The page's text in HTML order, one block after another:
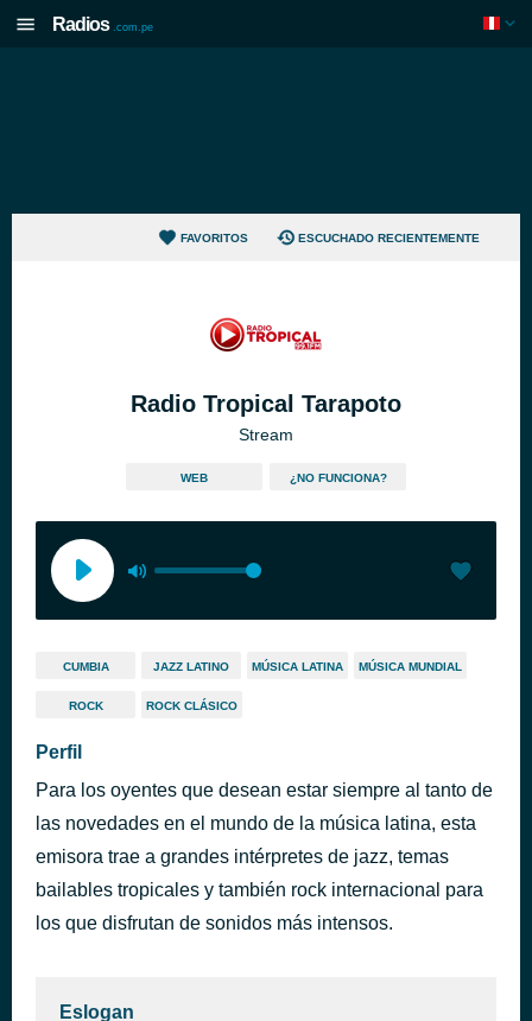
Radios .com.pe
FAVORITOS ESCUCHADO RECIENTEMENTE
Radio Tropical Tarapoto
Stream
WEB ¿NO FUNCIONA?
CUMBIA JAZZ LATINO MÚSICA LATINA MÚSICA MUNDIAL
ROCK ROCK CLÁSICO
Perfil
Para los oyentes que desean estar siempre al tanto de
las novedades en el mundo de la música latina, esta
emisora trae a grandes intérpretes de jazz, temas
bailables tropicales y también rock internacional para
los que disfrutan de sonidos más intensos.
Eslogan